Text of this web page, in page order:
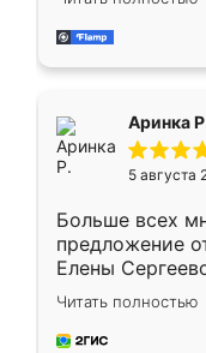
делу со всей
за день,
Аринка
5 августа
Больше всех
предложение
Елены
короткие
для замера
предложил по
Читать полностью